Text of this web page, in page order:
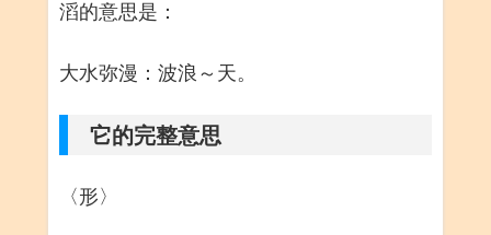
滔的意思是：
大水弥漫：波浪～天。
它的完整意思
〈形〉